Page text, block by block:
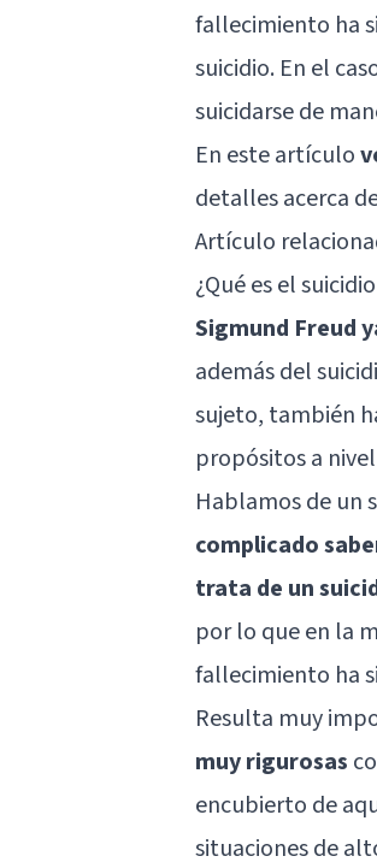
fallecimiento ha
suicidio. En el
suicidarse de
En este artículo
detalles acerca
Artículo
¿Qué es el
Sigmund Freud
además del
sujeto, también
propósitos a
Hablamos de un
complicado
trata de un
por lo que en la
fallecimiento ha
Resulta muy
muy rigurosas
encubierto de
situaciones de